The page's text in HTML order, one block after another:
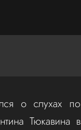
о слухах по
Тюкавина в